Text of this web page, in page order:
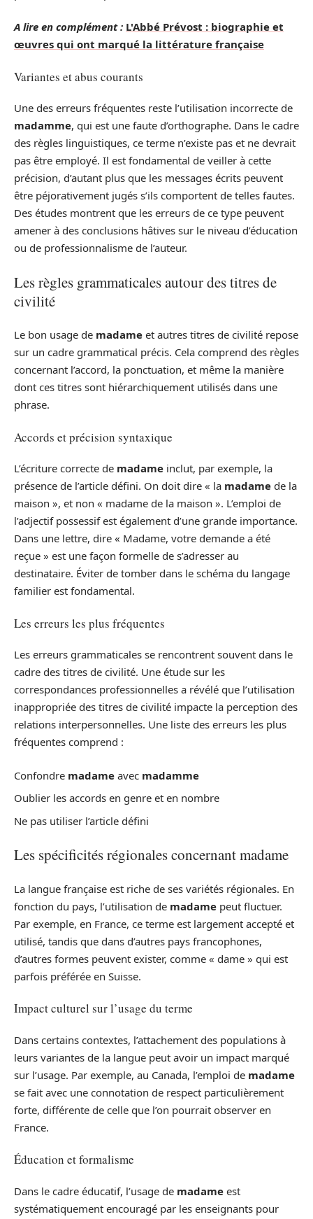
A lire en complément : L'Abbé Prévost : biographie et
œuvres qui ont marqué la littérature française
Variantes et abus courants
Une des erreurs fréquentes reste l’utilisation incorrecte de
madamme, qui est une faute d’orthographe. Dans le cadre
des règles linguistiques, ce terme n’existe pas et ne devrait
pas être employé. Il est fondamental de veiller à cette
précision, d’autant plus que les messages écrits peuvent
être péjorativement jugés s’ils comportent de telles fautes.
Des études montrent que les erreurs de ce type peuvent
amener à des conclusions hâtives sur le niveau d’éducation
ou de professionnalisme de l’auteur.
Les règles grammaticales autour des titres de
civilité
Le bon usage de madame et autres titres de civilité repose
sur un cadre grammatical précis. Cela comprend des règles
concernant l’accord, la ponctuation, et même la manière
dont ces titres sont hiérarchiquement utilisés dans une
phrase.
Accords et précision syntaxique
L’écriture correcte de madame inclut, par exemple, la
présence de l’article défini. On doit dire « la madame de la
maison », et non « madame de la maison ». L’emploi de
l’adjectif possessif est également d’une grande importance.
Dans une lettre, dire « Madame, votre demande a été
reçue » est une façon formelle de s’adresser au
destinataire. Éviter de tomber dans le schéma du langage
familier est fondamental.
Les erreurs les plus fréquentes
Les erreurs grammaticales se rencontrent souvent dans le
cadre des titres de civilité. Une étude sur les
correspondances professionnelles a révélé que l’utilisation
inappropriée des titres de civilité impacte la perception des
relations interpersonnelles. Une liste des erreurs les plus
fréquentes comprend :
Confondre madame avec madamme
Oublier les accords en genre et en nombre
Ne pas utiliser l’article défini
Les spécificités régionales concernant madame
La langue française est riche de ses variétés régionales. En
fonction du pays, l’utilisation de madame peut fluctuer.
Par exemple, en France, ce terme est largement accepté et
utilisé, tandis que dans d’autres pays francophones,
d’autres formes peuvent exister, comme « dame » qui est
parfois préférée en Suisse.
Impact culturel sur l’usage du terme
Dans certains contextes, l’attachement des populations à
leurs variantes de la langue peut avoir un impact marqué
sur l’usage. Par exemple, au Canada, l’emploi de madame
se fait avec une connotation de respect particulièrement
forte, différente de celle que l’on pourrait observer en
France.
Éducation et formalisme
Dans le cadre éducatif, l’usage de madame est
systématiquement encouragé par les enseignants pour